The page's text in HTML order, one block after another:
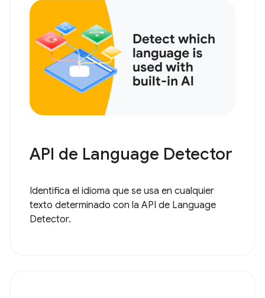
API de Language Detector
Identifica el idioma que se usa en cualquier
texto determinado con la API de Language
Detector.